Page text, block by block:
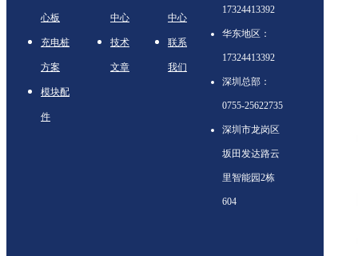
心板
充电桩
方案
模块配
件
中心
技术
文章
中心
联系
我们
17324413392
华东地区：
17324413392
深圳总部：
0755-25622735
深圳市龙岗区
坂田发达路云
里智能园2栋
604